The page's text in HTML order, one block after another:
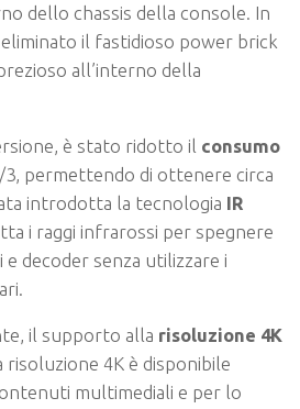
dello chassis della console. In
il fastidioso power brick
all’interno della
è stato ridotto il consumo
permettendo di ottenere circa
introdotta la tecnologia IR
i raggi infrarossi per spegnere
decoder senza utilizzare i
il supporto alla risoluzione 4K
risoluzione 4K è disponibile
multimediali e per lo